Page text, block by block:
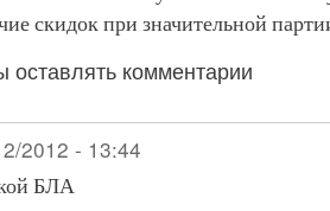
скидок при значительной
оставлять комментарии
2012 - 13:44
БЛА